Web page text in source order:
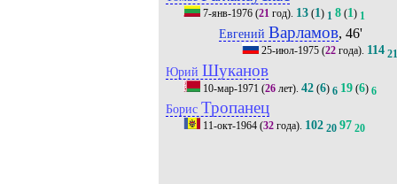
7-янв-1976(21год). 13(1) 1 8(1) 1
Евгений Варламов, 46'
25-июл-1975 (22 года). 114
Юрий Шуканов
10-мар-1971 (26лет). 42(6) 6 19(6) 6
Борис Тропанец
11-окт-1964(32года). 102 20 97 20